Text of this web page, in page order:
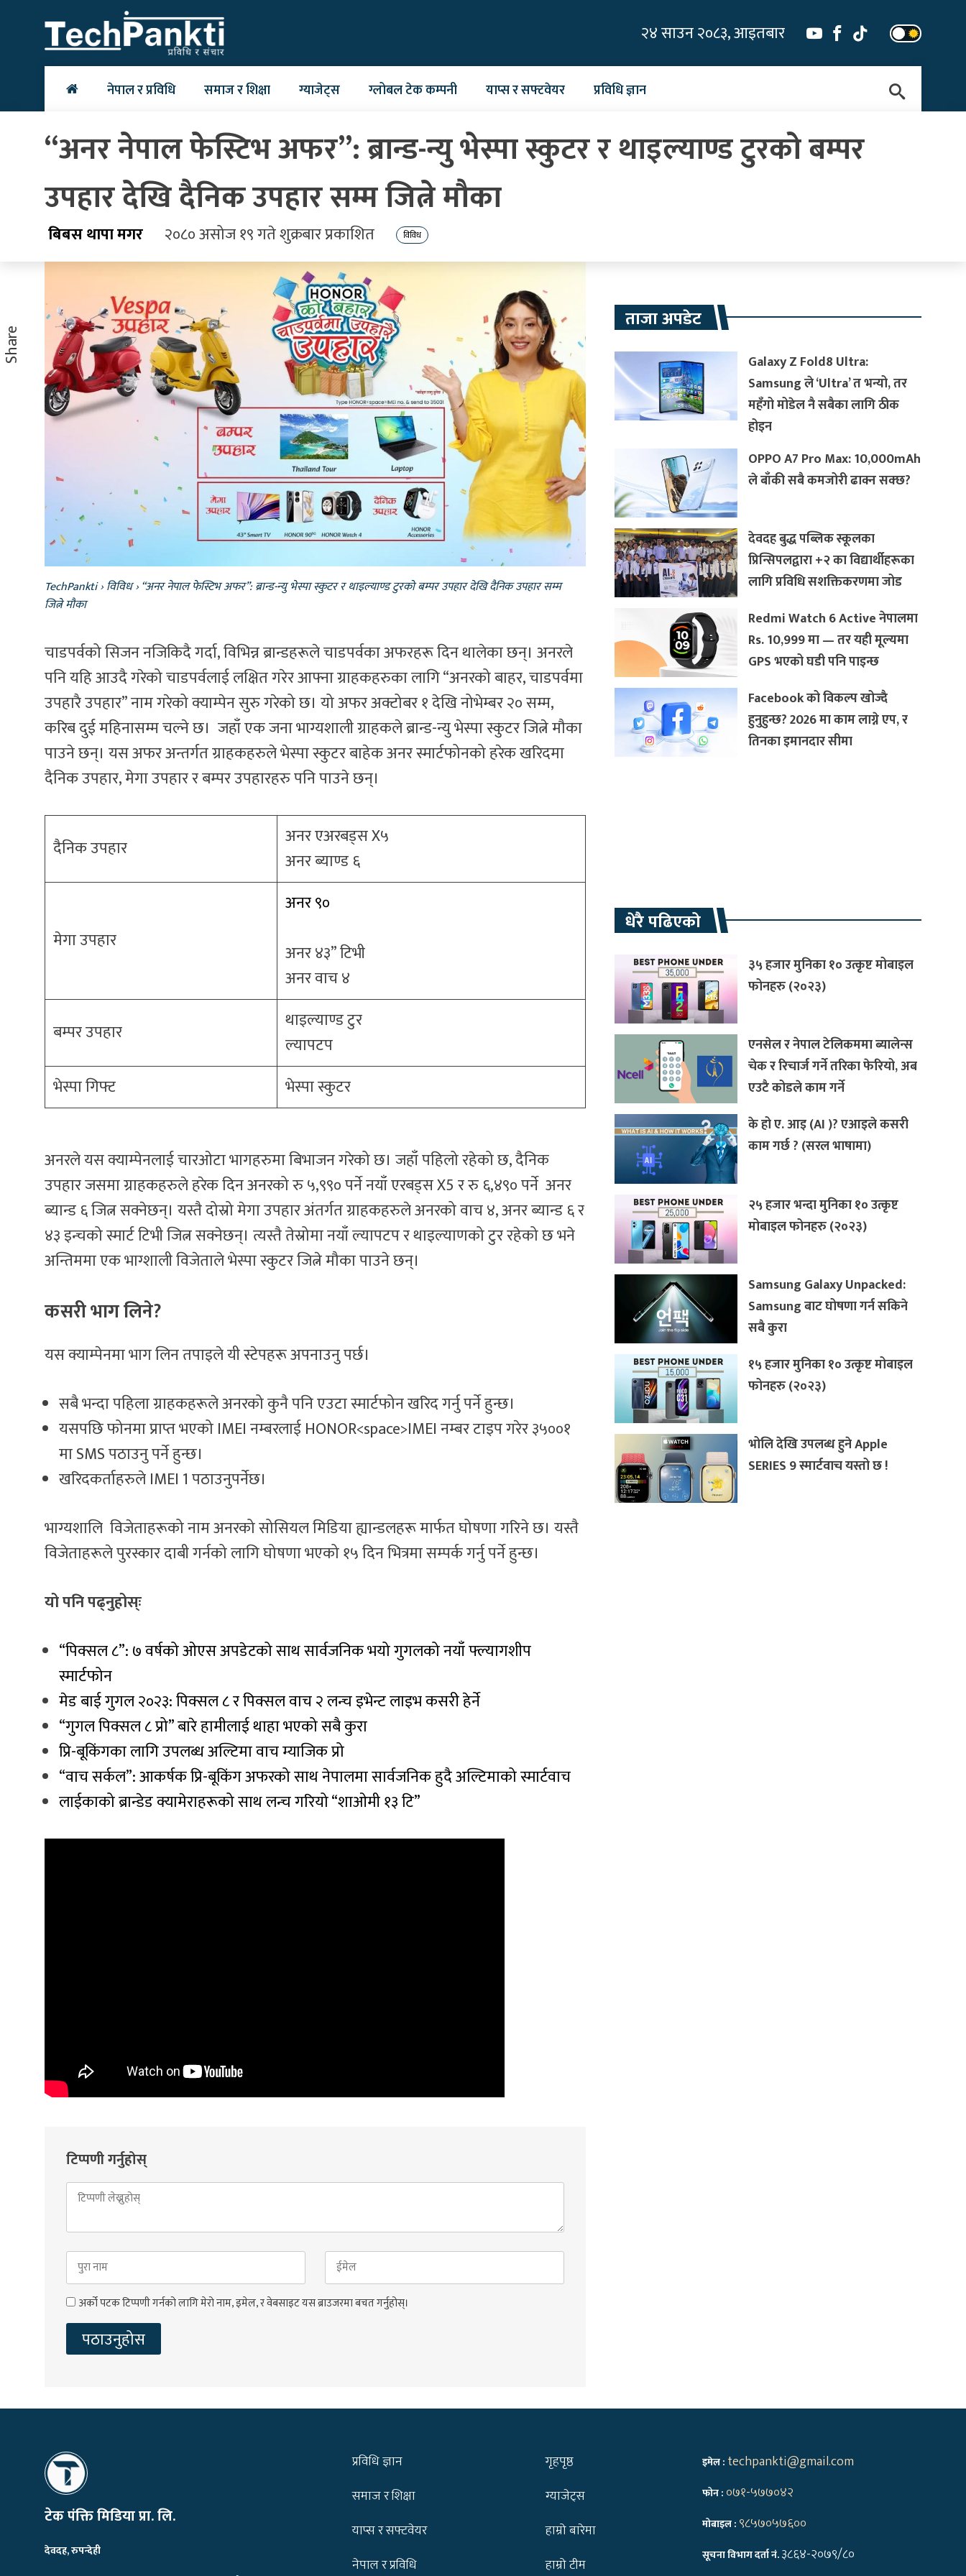
content
२४ साउन २०८३, आइतबार
नेपाल र प्रविधि समाज र शिक्षा ग्याजेट्स ग्लोबल टेक कम्पनी याप्स र सफ्टवेयर प्रविधि ज्ञान
“अनर नेपाल फेस्टिभ अफर”: ब्रान्ड-न्यु भेस्पा स्कुटर र थाइल्याण्ड टुरको बम्पर
उपहार देखि दैनिक उपहार सम्म जित्ने मौका
बिबस थापा मगर २०८० असोज १९ गते शुक्रबार प्रकाशित विविध
TechPankti›विविध›“अनर नेपाल फेस्टिभ अफर”: ब्रान्ड-न्यु भेस्पा स्कुटर र थाइल्याण्ड टुरको बम्पर उपहार देखि दैनिक उपहार सम्म
जित्ने मौका
चाडपर्वको सिजन नजिकिदै गर्दा, विभिन्न ब्रान्डहरूले चाडपर्वका अफरहरू दिन थालेका छन्। अनरले
पनि यहि आउदै गरेको चाडपर्वलाई लक्षित गरेर आफ्ना ग्राहकहरुका लागि “अनरको बाहर, चाडपर्वमा
उपहारै उपहार” नाम गरेको क्याम्पेन सुरु गरेको छ। यो अफर अक्टोबर १ देखि नोभेम्बर २० सम्म,
करिब दुई महिनासम्म चल्ने छ। जहाँ एक जना भाग्यशाली ग्राहकले ब्रान्ड-न्यु भेस्पा स्कुटर जित्ने मौका
पाउने छन्। यस अफर अन्तर्गत ग्राहकहरुले भेस्पा स्कुटर बाहेक अनर स्मार्टफोनको हरेक खरिदमा
दैनिक उपहार, मेगा उपहार र बम्पर उपहारहरु पनि पाउने छन्।
दैनिक उपहार
अनर एअरबड्स X५
अनर ब्याण्ड ६
मेगा उपहार
अनर ९०
अनर ४३” टिभी
अनर वाच ४
बम्पर उपहार
थाइल्याण्ड टुर
ल्यापटप
भेस्पा गिफ्ट
भेस्पा स्कुटर
अनरले यस क्याम्पेनलाई चारओटा भागहरुमा बिभाजन गरेको छ। जहाँ पहिलो रहेको छ, दैनिक
उपहार जसमा ग्राहकहरुले हरेक दिन अनरको रु ५,९९० पर्ने नयाँ एरबड्स X5 र रु ६,४९० पर्ने अनर
ब्यान्ड ६ जित्न सक्नेछन्। यस्तै दोस्रो मेगा उपहार अंतर्गत ग्राहकहरुले अनरको वाच ४, अनर ब्यान्ड ६ र
४३ इन्चको स्मार्ट टिभी जित्न सक्नेछन्। त्यस्तै तेस्रोमा नयाँ ल्यापटप र थाइल्याणको टुर रहेको छ भने
अन्तिममा एक भाग्शाली विजेताले भेस्पा स्कुटर जित्ने मौका पाउने छन्।
कसरी भाग लिने?
यस क्याम्पेनमा भाग लिन तपाइले यी स्टेपहरू अपनाउनु पर्छ।
सबै भन्दा पहिला ग्राहकहरूले अनरको कुनै पनि एउटा स्मार्टफोन खरिद गर्नु पर्ने हुन्छ।
यसपछि फोनमा प्राप्त भएको IMEI नम्बरलाई HONOR<space>IMEI नम्बर टाइप गरेर ३५००१
मा SMS पठाउनु पर्ने हुन्छ।
खरिदकर्ताहरुले IMEI 1 पठाउनुपर्नेछ।
भाग्यशालि विजेताहरूको नाम अनरको सोसियल मिडिया ह्यान्डलहरू मार्फत घोषणा गरिने छ। यस्तै
विजेताहरूले पुरस्कार दाबी गर्नको लागि घोषणा भएको १५ दिन भित्रमा सम्पर्क गर्नु पर्ने हुन्छ।
यो पनि पढ्नुहोस्ः
“पिक्सल ८”: ७ वर्षको ओएस अपडेटको साथ सार्वजनिक भयो गुगलको नयाँ फ्ल्यागशीप
स्मार्टफोन
मेड बाई गुगल २०२३: पिक्सल ८ र पिक्सल वाच २ लन्च इभेन्ट लाइभ कसरी हेर्ने
“गुगल पिक्सल ८ प्रो” बारे हामीलाई थाहा भएको सबै कुरा
प्रि-बूकिंगका लागि उपलब्ध अल्टिमा वाच म्याजिक प्रो
“वाच सर्कल”: आकर्षक प्रि-बूकिंग अफरको साथ नेपालमा सार्वजनिक हुदै अल्टिमाको स्मार्टवाच
लाईकाको ब्रान्डेड क्यामेराहरूको साथ लन्च गरियो “शाओमी १३ टि”
टिप्पणी गर्नुहोस्
अर्को पटक टिप्पणी गर्नको लागि मेरो नाम, इमेल, र वेबसाइट यस ब्राउजरमा बचत गर्नुहोस्।
ताजा अपडेट
Galaxy Z Fold8 Ultra:
Samsung ले ‘Ultra’ त भन्यो, तर
महँगो मोडेल नै सबैका लागि ठीक
होइन
OPPO A7 Pro Max: 10,000mAh
ले बाँकी सबै कमजोरी ढाक्न सक्छ?
देवदह बुद्ध पब्लिक स्कूलका
प्रिन्सिपलद्वारा +२ का विद्यार्थीहरूका
लागि प्रविधि सशक्तिकरणमा जोड
Redmi Watch 6 Active नेपालमा
Rs. 10,999 मा — तर यही मूल्यमा
GPS भएको घडी पनि पाइन्छ
Facebook को विकल्प खोज्दै
हुनुहुन्छ? 2026 मा काम लाग्ने एप, र
तिनका इमानदार सीमा
धेरै पढिएको
३५ हजार मुनिका १० उत्कृष्ट मोबाइल
फोनहरु (२०२३)
एनसेल र नेपाल टेलिकममा ब्यालेन्स
चेक र रिचार्ज गर्ने तरिका फेरियो, अब
एउटै कोडले काम गर्ने
के हो ए. आइ (AI )? एआइले कसरी
काम गर्छ ? (सरल भाषामा)
२५ हजार भन्दा मुनिका १० उत्कृष्ट
मोबाइल फोनहरु (२०२३)
Samsung Galaxy Unpacked:
Samsung बाट घोषणा गर्न सकिने
सबै कुरा
१५ हजार मुनिका १० उत्कृष्ट मोबाइल
फोनहरु (२०२३)
भोलि देखि उपलब्ध हुने Apple
SERIES 9 स्मार्टवाच यस्तो छ !
टेक पंक्ति मिडिया प्रा. लि.
देवदह, रुपन्देही
प्रविधि ज्ञान
समाज र शिक्षा
याप्स र सफ्टवेयर
नेपाल र प्रविधि
गृहपृष्ठ
ग्याजेट्स
हाम्रो बारेमा
हाम्रो टीम
इमेल : techpankti@gmail.com
फोन : ०७१-५७७०४२
मोबाइल : ९८५७०५७६००
सूचना विभाग दर्ता नं.३८६४-२०७९/८०